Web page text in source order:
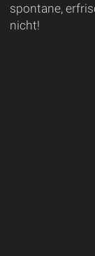
spontane,
nicht!